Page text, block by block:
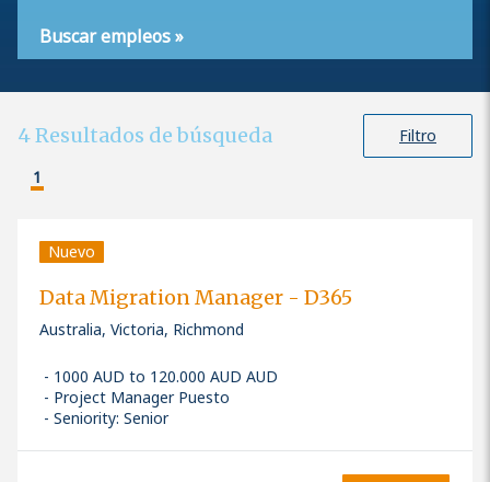
Buscar empleos»
4Resultados de búsqueda
Filtro
1
Nuevo
Data Migration Manager - D365
Australia, Victoria, Richmond
1000 AUD to 120.000 AUD AUD
Project Manager Puesto
Seniority: Senior